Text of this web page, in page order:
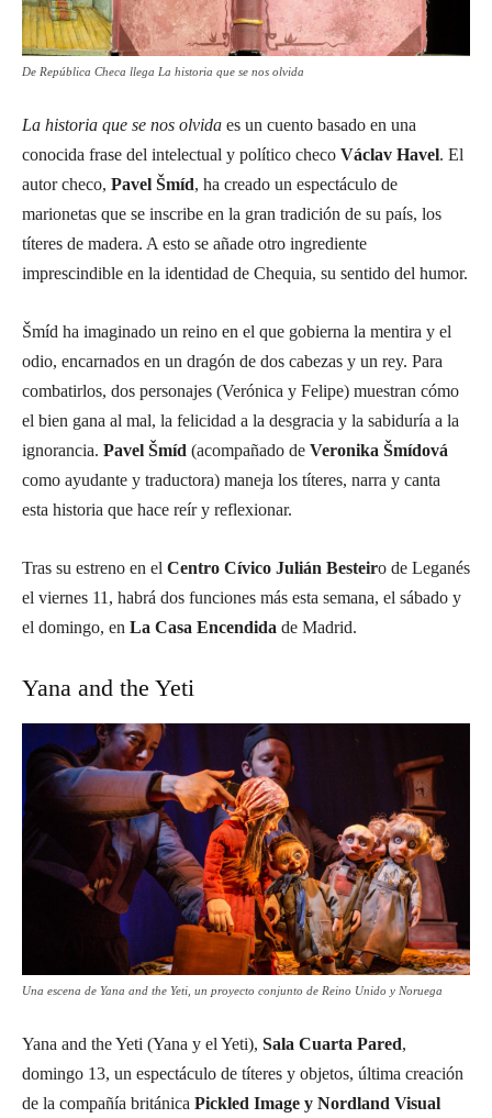
De República Checa llega La historia que se nos olvida
La historia que se nos olvida es un cuento basado en una
conocida frase del intelectual y político checo Václav Havel. El
autor checo, Pavel Šmíd, ha creado un espectáculo de
marionetas que se inscribe en la gran tradición de su país, los
títeres de madera. A esto se añade otro ingrediente
imprescindible en la identidad de Chequia, su sentido del humor.
Šmíd ha imaginado un reino en el que gobierna la mentira y el
odio, encarnados en un dragón de dos cabezas y un rey. Para
combatirlos, dos personajes (Verónica y Felipe) muestran cómo
el bien gana al mal, la felicidad a la desgracia y la sabiduría a la
ignorancia. Pavel Šmíd (acompañado de Veronika Šmídová
como ayudante y traductora) maneja los títeres, narra y canta
esta historia que hace reír y reflexionar.
Tras su estreno en el Centro Cívico Julián Besteiro de Leganés
el viernes 11, habrá dos funciones más esta semana, el sábado y
el domingo, en La Casa Encendida de Madrid.
Yana and the Yeti
Una escena de Yana and the Yeti, un proyecto conjunto de Reino Unido y Noruega
Yana and the Yeti (Yana y el Yeti), Sala Cuarta Pared,
domingo 13, un espectáculo de títeres y objetos, última creación
de la compañía británica Pickled Image y Nordland Visual